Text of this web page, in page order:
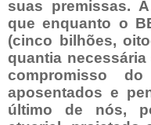
suas premissas.
que enquanto o
(cinco bilhões,
quantia
compromisso
aposentados e
último de nós,